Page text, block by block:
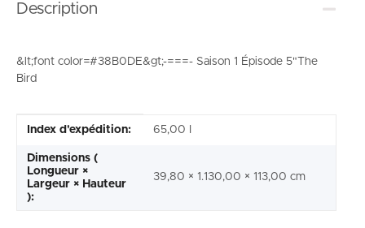
Description
&lt;font color=#38B0DE&gt;-===- Saison 1 Épisode 5"The
Bird
#productDetails.itemInformation#
#productDetails.itemValue#
Index d'expédition: 65,00 I
Dimensions (
Longueur ×
Largeur × Hauteur
):
39,80 × 1.130,00 × 113,00 cm